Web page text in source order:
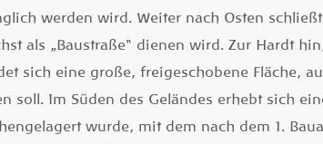
werden wird. Weiter nach Osten
als „Baustraße“ dienen wird. Zur Hardt
sich eine große, freigeschobene Fläche,
soll. Im Süden des Geländes erhebt sich
wurde, mit dem nach dem 1.